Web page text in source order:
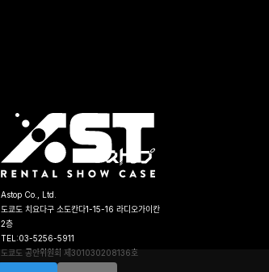
Astop Co., Ltd.
도쿄도 치요다구 소도칸다1-15-16 라디오가이칸
2층
TEL:03-5256-5911
도쿄도 공안위원회 제301030208136호